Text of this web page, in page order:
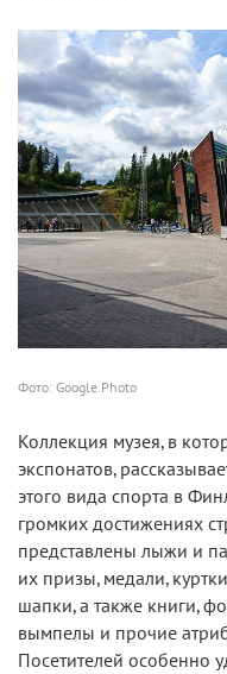
Фото: Google Photo
Коллекция музея, в
экспонатов,
этого вида спорта в
громких достижениях
представлены лыжи и
их призы, медали,
шапки, а также книги,
вымпелы и прочие
Посетителей особенно